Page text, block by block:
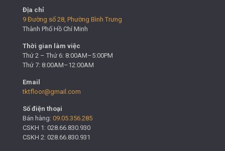
Địa chỉ
9 Đường số 28, Phường Bình Trưng
Thành Phố Hồ Chí Minh
Thời gian làm việc
Thứ 2 – Thứ 6: 8:00AM–5:00PM
Thứ 7: 8:00AM–12:00AM
Email
tktfloor@gmail.com
Số điện thoại
Bán hàng: 09.05.356.285
CSKH 1: 028.66.830.930
CSKH 2: 028.66.830.931